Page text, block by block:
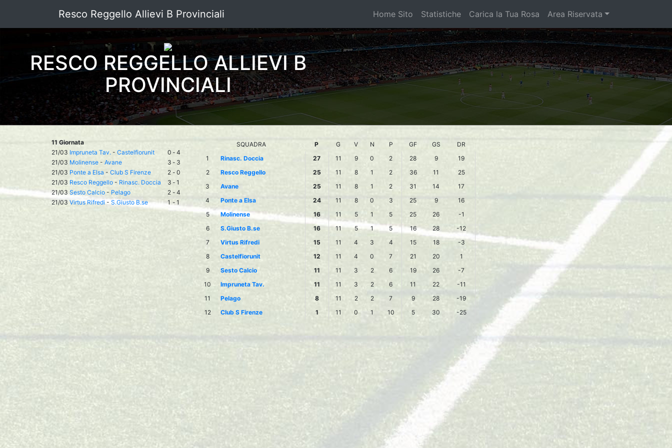
Resco Reggello Allievi B Provinciali Home Sito Statistiche Carica la Tua Rosa Area Riservata
RESCO REGGELLO ALLIEVI B
PROVINCIALI
11 Giornata
21/03 Impruneta Tav. - Castelfiorunit 0 - 4
21/03 Molinense - Avane 3 - 3
21/03 Ponte a Elsa - Club S Firenze 2 - 0
21/03 Resco Reggello - Rinasc. Doccia 3 - 1
21/03 Sesto Calcio - Pelago 2 - 4
21/03 Virtus Rifredi- S.Giusto B.se 1 - 1
SQUADRA P G V N P GF GS
DR
1
Rinasc. Doccia 27 11 9 0 2 28 9
19
2
Resco Reggello 25 11 8 1 2 36 11
25
3
Avane 25 11 8 1 2 31 14
17
4
Ponte a Elsa 24 11 8 0 3 25 9
16
5
Molinense 16 11 5 1 5 25 26
-1
6
S.Giusto B.se 16 11 5 1 5 16 28
-12
7
Virtus Rifredi 15 11 4 3 4 15 18
-3
8
Castelfiorunit 12 11 4 0 7 21 20
1
9
Sesto Calcio 11 11 3 2 6 19 26
-7
10
Impruneta Tav. 11 11 3 2 6 11 22
-11
11
Pelago 8 11 2 2 7 9 28
-19
12
Club S Firenze 1 11 0 1 10 5 30 -25